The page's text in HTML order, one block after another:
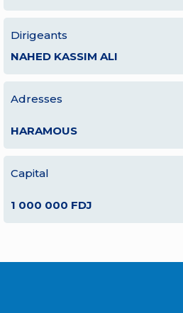
Dirigeants
NAHED KASSIM ALI
Adresses
HARAMOUS
Capital
1 000 000 FDJ